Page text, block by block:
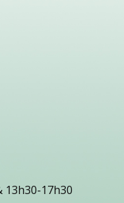
13h30-17h30